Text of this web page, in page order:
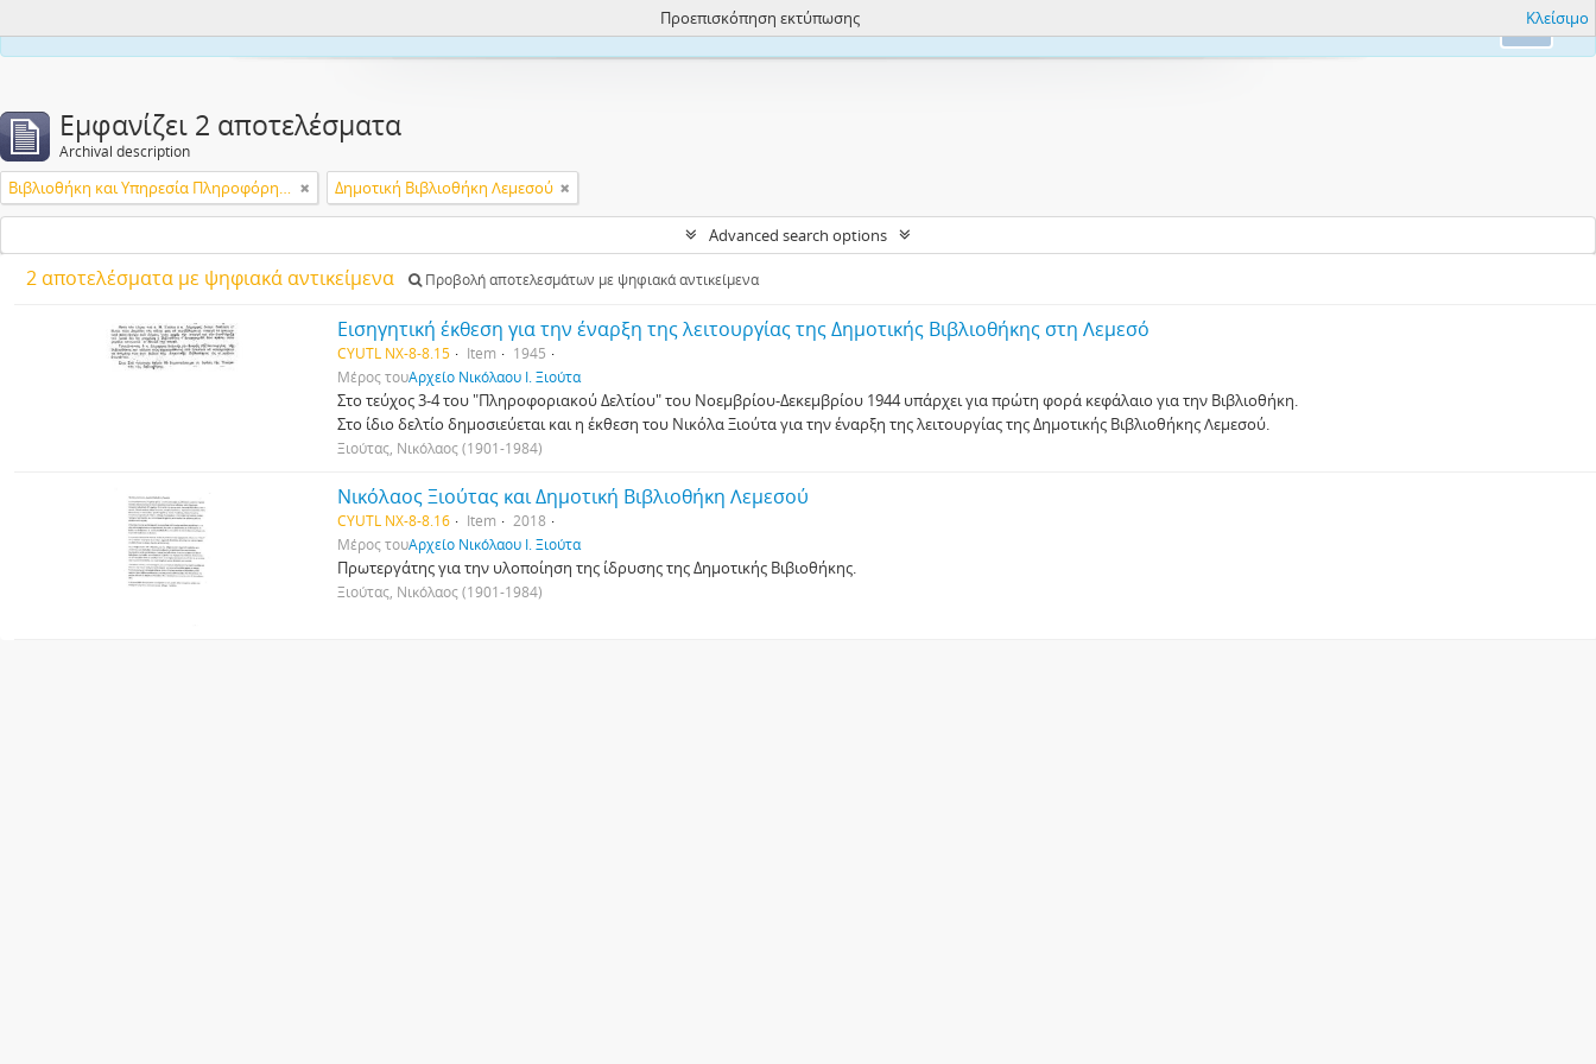
Ok
This website uses cookies to enhance your ability to browse and load content.
Προεπισκόπηση εκτύπωσης Κλείσιμο
Εμφανίζει 2 αποτελέσματα
Archival description
Βιβλιοθήκη και Υπηρεσία Πληροφόρησης Τεχνολογικού Πανεπιστημίου Κύπρου Δημοτική Βιβλιοθήκη Λεμεσού
Advanced search options
2 αποτελέσματα με ψηφιακά αντικείμενα Προβολή αποτελεσμάτων με ψηφιακά αντικείμενα
Εισηγητική έκθεση για την έναρξη της λειτουργίας της Δημοτικής Βιβλιοθήκης στη Λεμεσό
CYUTL NX-8-8.15 Item
1945
Μέρος τουΑρχείο Νικόλαου Ι. Ξιούτα
Στο τεύχος 3-4 του "Πληροφοριακού Δελτίου" του Νοεμβρίου-Δεκεμβρίου 1944 υπάρχει για πρώτη φορά κεφάλαιο για την Βιβλιοθήκη.
Στο ίδιο δελτίο δημοσιεύεται και η έκθεση του Νικόλα Ξιούτα για την έναρξη της λειτουργίας της Δημοτικής Βιβλιοθήκης Λεμεσού.
Ξιούτας, Νικόλαος (1901-1984)
Νικόλαος Ξιούτας και Δημοτική Βιβλιοθήκη Λεμεσού
CYUTL NX-8-8.16 Item
2018
Μέρος τουΑρχείο Νικόλαου Ι. Ξιούτα
Πρωτεργάτης για την υλοποίηση της ίδρυσης της Δημοτικής Βιβιοθήκης.
Ξιούτας, Νικόλαος (1901-1984)